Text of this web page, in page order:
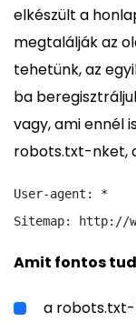
elkészült a
megtalálják az
tehetünk, az
ba
vagy, ami ennél
robots.txt-nket,
User-agent: *
Sitemap: http://
Amit fontos
a